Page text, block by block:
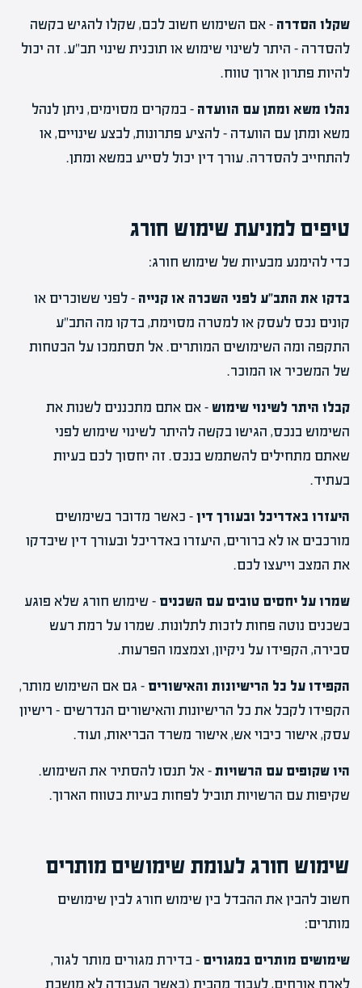
שקלו הסדרה – אם השימוש חשוב לכם, שקלו להגיש בקשה
להסדרה – היתר לשינוי שימוש או תוכנית שינוי תב"ע. זה יכול
להיות פתרון ארוך טווח.
נהלו משא ומתן עם הוועדה – במקרים מסוימים, ניתן לנהל
משא ומתן עם הוועדה – להציע פתרונות, לבצע שינויים, או
להתחייב להסדרה. עורך דין יכול לסייע במשא ומתן.
טיפים למניעת שימוש חורג
כדי להימנע מבעיות של שימוש חורג:
בדקו את התב"ע לפני השכרה או קנייה – לפני ששוכרים או
קונים נכס לעסק או למטרה מסוימת, בדקו מה התב"ע
התקפה ומה השימושים המותרים. אל תסתמכו על הבטחות
של המשכיר או המוכר.
קבלו היתר לשינוי שימוש– אם אתם מתכננים לשנות את
השימוש בנכס, הגישו בקשה להיתר לשינוי שימוש לפני
שאתם מתחילים להשתמש בנכס. זה יחסוך לכם בעיות
בעתיד.
היעזרו באדריכל ובעורך דין– כאשר מדובר בשימושים
מורכבים או לא ברורים, היעזרו באדריכל ובעורך דין שיבדקו
את המצב וייעצו לכם.
שמרו על יחסים טובים עם השכנים – שימוש חורג שלא פוגע
בשכנים נוטה פחות לזכות לתלונות. שמרו על רמת רעש
סבירה, הקפידו על ניקיון, וצמצמו הפרעות.
הקפידו על כל הרישיונות והאישורים – גם אם השימוש מותר,
הקפידו לקבל את כל הרישיונות והאישורים הנדרשים – רישיון
עסק, אישור כיבוי אש, אישור משרד הבריאות, ועוד.
היו שקופים עם הרשויות– אל תנסו להסתיר את השימוש.
שקיפות עם הרשויות תוביל לפחות בעיות בטווח הארוך.
שימוש חורג לעומת שימושים מותרים
חשוב להבין את ההבדל בין שימוש חורג לבין שימושים
מותרים:
שימושים מותרים במגורים – בדירת מגורים מותר לגור,
לארח אורחים, לעבוד מהבית (כאשר העבודה לא מושכת